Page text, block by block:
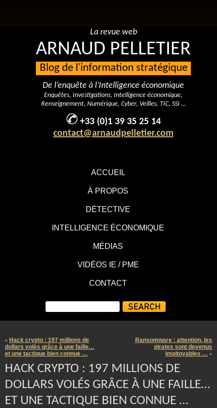
ACCUEIL
À PROPOS
DÉTECTIVE
INTELLIGENCE ÉCONOMIQUE
MÉDIAS
VIDÉOS IE / PME
CONTACT
La revue web
ARNAUD PELLETIER
Blog de l'information stratégique
De l’enquête à l’Intelligence économique
Enquêtes, Investigations, Intelligence économique,
Renseignement, Numérique, Cyber, Veilles, TIC, SSI …
+33 (0)1 39 35 25 14
contact@arnaudpelletier.com
« Hack crypto : 197 millions de
dollars volés grâce à une faille…
et une tactique bien connue …
Ransomware : attention, les
pirates sont devenus
impitoyables … »
HACK CRYPTO : 197 MILLIONS DE
DOLLARS VOLÉS GRÂCE À UNE FAILLE…
ET UNE TACTIQUE BIEN CONNUE …